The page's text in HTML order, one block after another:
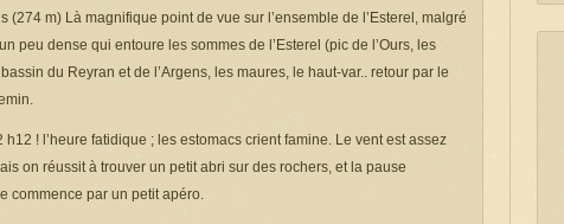
(274 m) Là magnifique point de vue sur l’ensemble de l’Esterel, malgré
peu dense qui entoure les sommes de l’Esterel (pic de l’Ours, les
du Reyran et de l’Argens, les maures, le haut-var.. retour par le
h12 ! l’heure fatidique ; les estomacs crient famine. Le vent est assez
on réussit à trouver un petit abri sur des rochers, et la pause
commence par un petit apéro.